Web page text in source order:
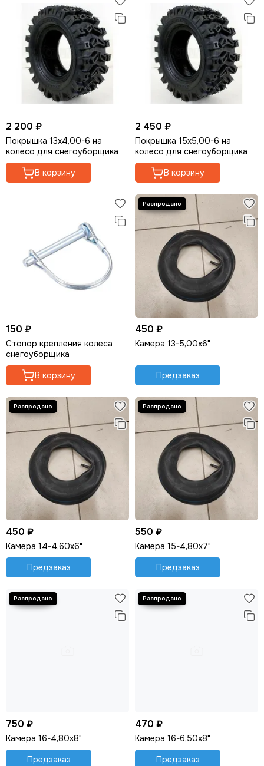
2 200 ₽
Покрышка 13х4,00-6 на
колесо для снегоуборщика
В корзину
2 450 ₽
Покрышка 15х5,00-6 на
колесо для снегоуборщика
В корзину
150 ₽
Стопор крепления колеса
снегоуборщика
В корзину
450 ₽
Камера 13-5,00х6"
Предзаказ
450 ₽
Камера 14-4,60х6"
Предзаказ
550 ₽
Камера 15-4,80х7"
Предзаказ
750 ₽
Камера 16-4,80х8"
Предзаказ
470 ₽
Камера 16-6,50х8"
Предзаказ